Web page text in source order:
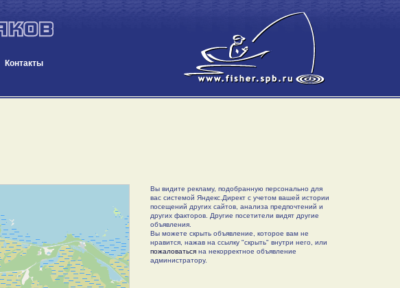
Контакты
Вы видите рекламу, подобранную персонально для
вас системой Яндекс.Директ с учетом вашей истории
посещений других сайтов, анализа предпочтений и
других факторов. Другие посетители видят другие
объявления.
Вы можете скрыть объявление, которое вам не
нравится, нажав на ссылку "скрыть" внутри него, или
пожаловатьсяна некорректное объявление
администратору.